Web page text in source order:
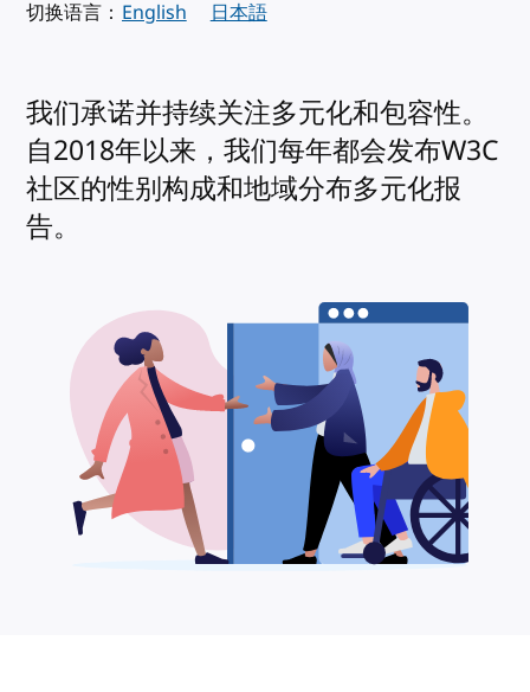
切换语言： English 日本語
我们承诺并持续关注多元化和包容性。
自2018年以来，我们每年都会发布W3C
社区的性别构成和地域分布多元化报
告。